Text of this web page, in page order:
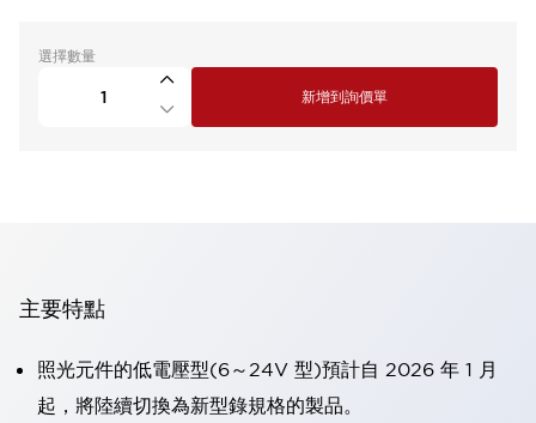
選擇數量
新增到詢價單
主要特點
照光元件的低電壓型(6～24V 型)預計自 2026 年 1 月
起，將陸續切換為新型錄規格的製品。